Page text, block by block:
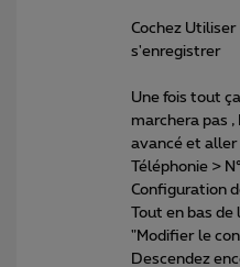
Cochez
s'enregistrer
Une fois tout
marchera pas
avancé et aller
Téléphonie >
Configuration
Tout en bas de
"Modifier le
Descendez